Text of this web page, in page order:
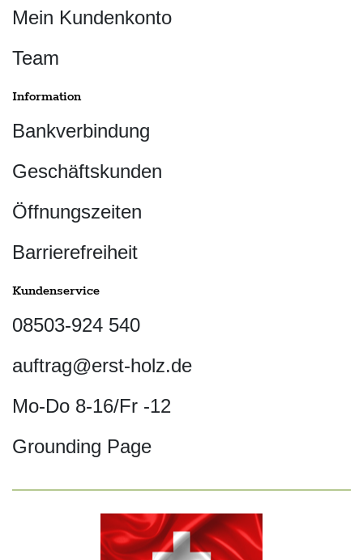
Mein Kundenkonto
Team
Information
Bankverbindung
Geschäftskunden
Öffnungszeiten
Barrierefreiheit
Kundenservice
08503-924 540
auftrag@erst-holz.de
Mo-Do 8-16/Fr -12
Grounding Page